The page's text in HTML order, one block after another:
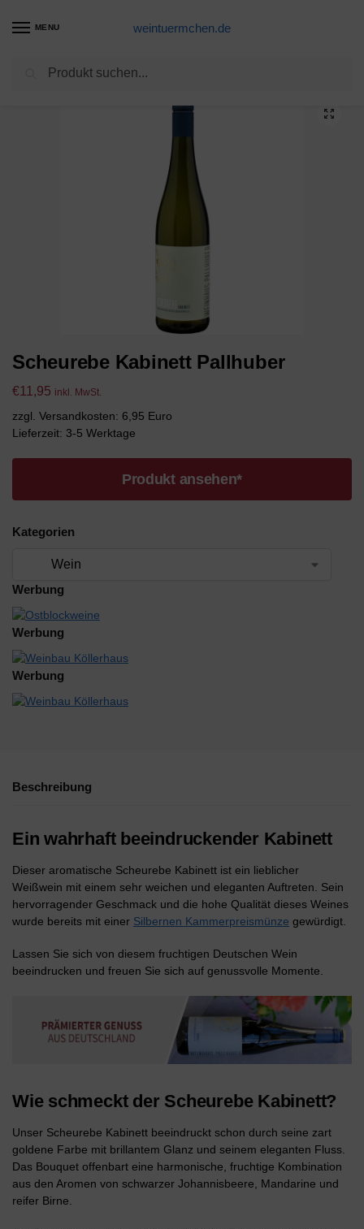
MENU weintuermchen.de
Nahrungsmittel, Getränke & Tabak
Scheurebe Kabinett Pallhuber
€11,95 inkl. MwSt.
zzgl. Versandkosten: 6,95 Euro
Lieferzeit: 3-5 Werktage
Produkt ansehen*
Kategorien
Werbung
Werbung
Werbung
Beschreibung
Ein wahrhaft beeindruckender Kabinett
Dieser aromatische Scheurebe Kabinett ist ein lieblicher
Weißwein mit einem sehr weichen und eleganten Auftreten. Sein
hervorragender Geschmack und die hohe Qualität dieses Weines
wurde bereits mit einer Silbernen Kammerpreismünze gewürdigt.
Lassen Sie sich von diesem fruchtigen Deutschen Wein
beeindrucken und freuen Sie sich auf genussvolle Momente.
Wie schmeckt der Scheurebe Kabinett?
Unser Scheurebe Kabinett beeindruckt schon durch seine zart
goldene Farbe mit brillantem Glanz und seinem eleganten Fluss.
Das Bouquet offenbart eine harmonische, fruchtige Kombination
aus den Aromen von schwarzer Johannisbeere, Mandarine und
reifer Birne.